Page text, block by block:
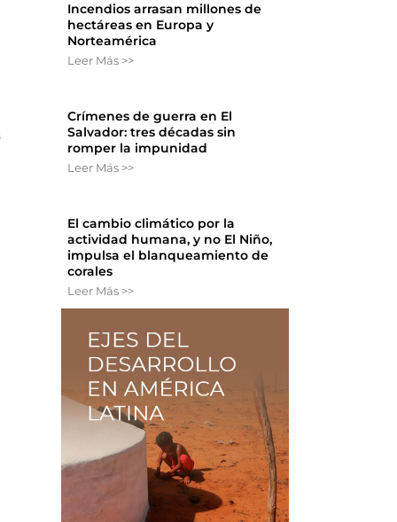
Incendios arrasan millones de
hectáreas en Europa y
Norteamérica
Leer Más >>
Crímenes de guerra en El
Salvador: tres décadas sin
romper la impunidad
Leer Más >>
El cambio climático por la
actividad humana, y no El Niño,
impulsa el blanqueamiento de
corales
Leer Más >>